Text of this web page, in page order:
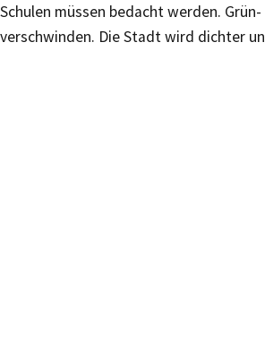
Schulen müssen bedacht werden.
verschwinden. Die Stadt wird dichter